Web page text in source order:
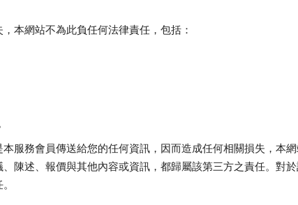
本網站不為此負任何法律責任，包括：
服務會員傳送給您的任何資訊，因而造成任何相關損失，本
陳述、報價與其他內容或資訊，都歸屬該第三方之責任。對